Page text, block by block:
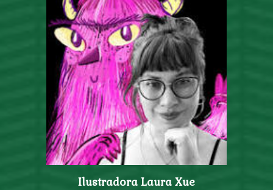
Ilustradora Laura Xue